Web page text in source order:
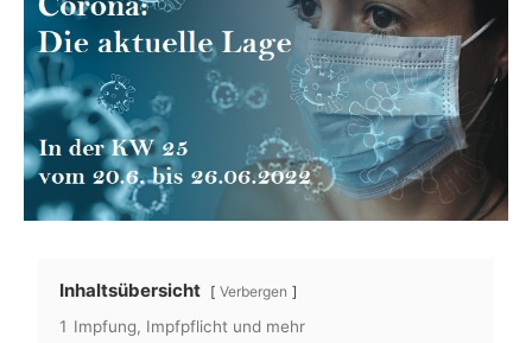
Inhaltsübersicht Verbergen
1 Impfung, Impfpflicht und mehr